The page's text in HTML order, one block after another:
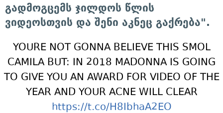
გადმოგცემს ჯილდოს წლის
ვიდეოსთვის და შენი აკნეც გაქრება".
YOURE NOT GONNA BELIEVE THIS SMOL
CAMILA BUT: IN 2018 MADONNA IS GOING
TO GIVE YOU AN AWARD FOR VIDEO OF THE
YEAR AND YOUR ACNE WILL CLEAR
https://t.co/H8IbhaA2EO